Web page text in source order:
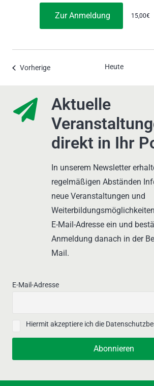
Zur Anmeldung 15,00€
VorherigeVeranstaltungen Heute
Aktuelle
direkt in Ihr
In unserem Newsletter
regelmäßigen Abständen
neue Veranstaltungen und
E-Mail-Adresse ein und
Anmeldung danach in der
Mail.
E-Mail-Adresse
Hiermit akzeptiere ich die